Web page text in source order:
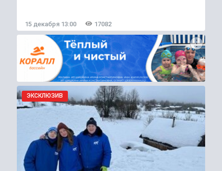
15 декабря 13:00 17082
ЭКСКЛЮЗИВ